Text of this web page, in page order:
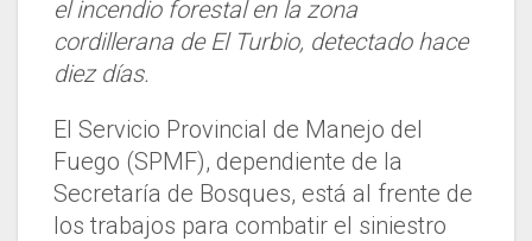
el incendio forestal en la zona
cordillerana de El Turbio, detectado hace
diez días.
El Servicio Provincial de Manejo del
Fuego (SPMF), dependiente de la
Secretaría de Bosques, está al frente de
los trabajos para combatir el siniestro